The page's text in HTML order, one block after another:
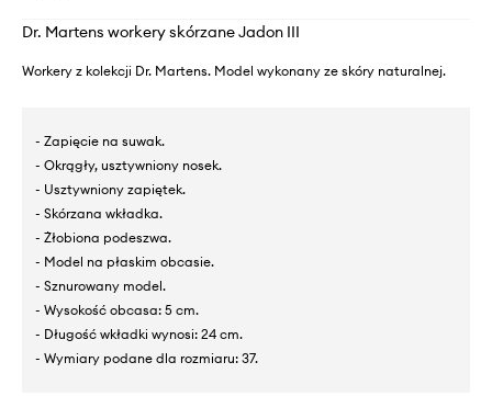
Dr. Martens workery skórzane Jadon III
Workery z kolekcji Dr. Martens. Model wykonany ze skóry naturalnej.
- Zapięcie na suwak.
- Okrągły, usztywniony nosek.
- Usztywniony zapiętek.
- Skórzana wkładka.
- Żłobiona podeszwa.
- Model na płaskim obcasie.
- Sznurowany model.
- Wysokość obcasa: 5 cm.
- Długość wkładki wynosi: 24 cm.
- Wymiary podane dla rozmiaru: 37.